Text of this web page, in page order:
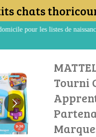
chats
pour les listes de
Tourni